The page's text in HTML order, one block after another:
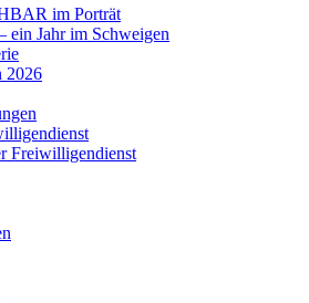
im Porträt
ein Jahr im Schweigen
2026
Freiwilligendienst